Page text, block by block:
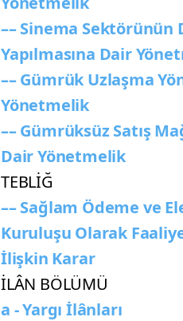
–– Sinema
Yapılmasına Dair
–– Gümrük Uzlaşma
Yönetmelik
–– Gümrüksüz Satış
Dair Yönetmelik
TEBLİĞ
–– Sağlam Ödeme ve
Kuruluşu Olarak
İlişkin Karar
İLÂN BÖLÜMÜ
a - Yargı İlânları